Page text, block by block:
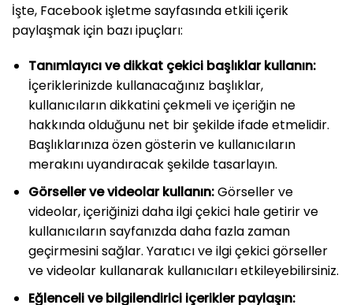
İşte, Facebook işletme sayfasında etkili içerik
paylaşmak için bazı ipuçları:
Tanımlayıcı ve dikkat çekici başlıklar kullanın:
İçeriklerinizde kullanacağınız başlıklar,
kullanıcıların dikkatini çekmeli ve içeriğin ne
hakkında olduğunu net bir şekilde ifade etmelidir.
Başlıklarınıza özen gösterin ve kullanıcıların
merakını uyandıracak şekilde tasarlayın.
Görseller ve videolar kullanın:Görseller ve
videolar, içeriğinizi daha ilgi çekici hale getirir ve
kullanıcıların sayfanızda daha fazla zaman
geçirmesini sağlar. Yaratıcı ve ilgi çekici görseller
ve videolar kullanarak kullanıcıları etkileyebilirsiniz.
Eğlenceli ve bilgilendirici içerikler paylaşın: